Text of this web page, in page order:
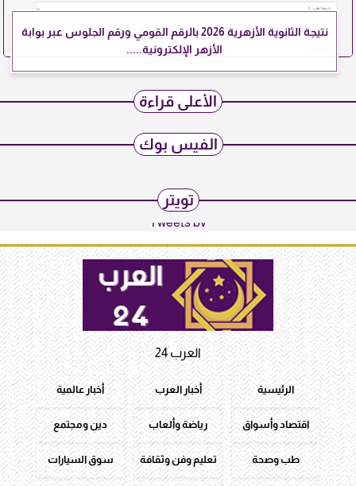
نتيجة الثانوية الأزهرية 2026 بالرقم القومي ورقم الجلوس عبر بوابة
الأزهر الإلكترونية.....
الأعلى قراءة
الفيس بوك
تويتر
Tweets by
العرب 24
الرئيسية أخبار العرب أخبار عالمية
اقتصاد وأسواق رياضة وألعاب دين ومجتمع
طب وصحة تعليم وفن وثقافة سوق السيارات